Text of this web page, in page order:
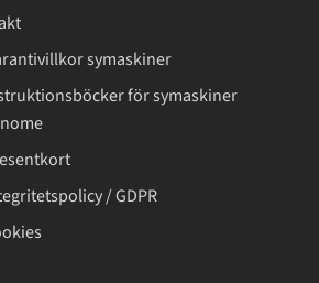
symaskiner
för symaskiner
/ GDPR